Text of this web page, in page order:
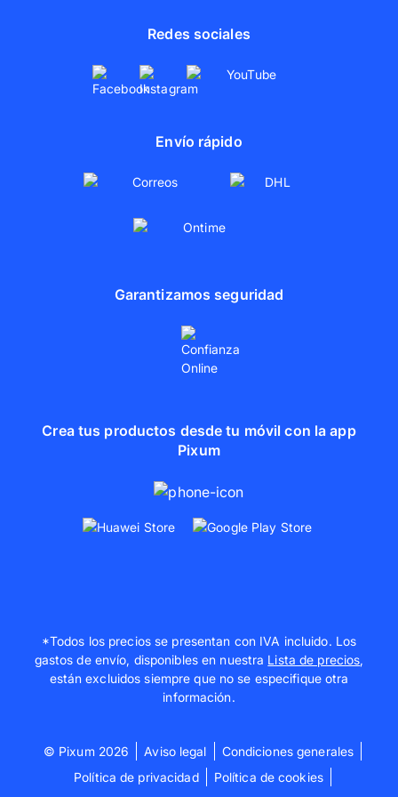
Redes sociales
Envío rápido
Garantizamos seguridad
Crea tus productos desde tu móvil con la app
Pixum
*Todos los precios se presentan con IVA incluido. Los
gastos de envío, disponibles en nuestra Lista de precios,
están excluidos siempre que no se especifique otra
información.
© Pixum 2026 Aviso legal
Condiciones generales
Política de privacidad
Política de cookies